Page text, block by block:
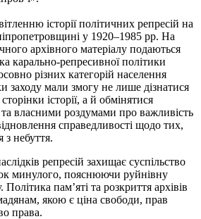
історії політичних репресій на
у 1920–1985 рр. На
архівного матеріалу подаються
карально-репресивної політики
різних категорій населення
мали змогу не лише дізнатися
історії, а й обмінятися
власними роздумами про важливість
справедливості щодо тих,
з небуття.
репресій захищає суспільство
минулого, пояснюючи руйнівну
пам’яті та розкриття архівів
якою є ціна свободи, прав
права.